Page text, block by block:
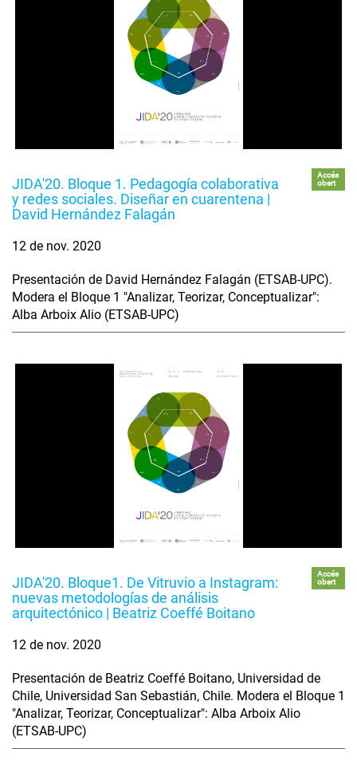
JIDA'20. Bloque 1. Pedagogía colaborativa
y redes sociales. Diseñar en cuarentena |
David Hernández Falagán
Accés
obert
12 de nov. 2020
Presentación de David Hernández Falagán (ETSAB-UPC).
Modera el Bloque 1 "Analizar, Teorizar, Conceptualizar":
Alba Arboix Alio (ETSAB-UPC)
JIDA'20. Bloque1. De Vitruvio a Instagram:
nuevas metodologías de análisis
arquitectónico | Beatriz Coeffé Boitano
Accés
obert
12 de nov. 2020
Presentación de Beatriz Coeffé Boitano, Universidad de
Chile, Universidad San Sebastián, Chile. Modera el Bloque 1
"Analizar, Teorizar, Conceptualizar": Alba Arboix Alio
(ETSAB-UPC)